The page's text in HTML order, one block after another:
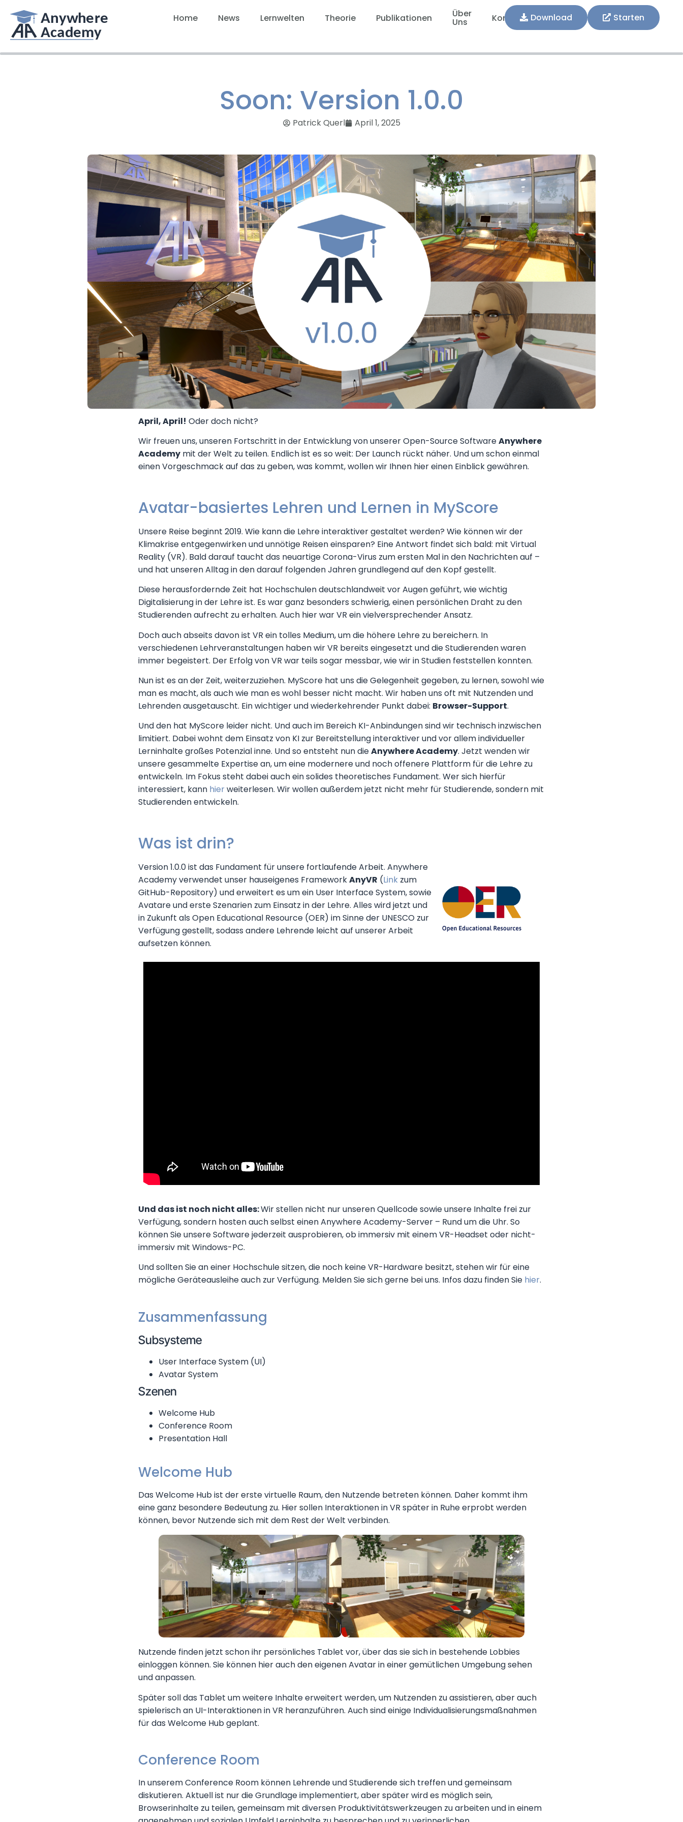
Home News Lernwelten Theorie Publikationen Über
Uns Kontakt Download Starten
Soon: Version 1.0.0
Patrick Querl April 1, 2025
April, April! Oder doch nicht?
Wir freuen uns, unseren Fortschritt in der Entwicklung von unserer Open-Source SoftwareAnywhere
Academy mit der Welt zu teilen. Endlich ist es so weit: Der Launch rückt näher. Und um schon einmal
einen Vorgeschmack auf das zu geben, was kommt, wollen wir Ihnen hier einen Einblick gewähren.
Avatar-basiertes Lehren und Lernen in MyScore
Unsere Reise beginnt 2019. Wie kann die Lehre interaktiver gestaltet werden? Wie können wir der
Klimakrise entgegenwirken und unnötige Reisen einsparen? Eine Antwort findet sich bald: mit Virtual
Reality (VR). Bald darauf taucht das neuartige Corona-Virus zum ersten Mal in den Nachrichten auf –
und hat unseren Alltag in den darauf folgenden Jahren grundlegend auf den Kopf gestellt.
Diese herausfordernde Zeit hat Hochschulen deutschlandweit vor Augen geführt, wie wichtig
Digitalisierung in der Lehre ist. Es war ganz besonders schwierig, einen persönlichen Draht zu den
Studierenden aufrecht zu erhalten. Auch hier war VR ein vielversprechender Ansatz.
Doch auch abseits davon ist VR ein tolles Medium, um die höhere Lehre zu bereichern. In
verschiedenen Lehrveranstaltungen haben wir VR bereits eingesetzt und die Studierenden waren
immer begeistert. Der Erfolg von VR war teils sogar messbar, wie wir in Studien feststellen konnten.
Nun ist es an der Zeit, weiterzuziehen. MyScore hat uns die Gelegenheit gegeben, zu lernen, sowohl wie
man es macht, als auch wie man es wohl besser nicht macht. Wir haben uns oft mit Nutzenden und
Lehrenden ausgetauscht. Ein wichtiger und wiederkehrender Punkt dabei: Browser-Support.
Und den hat MyScore leider nicht. Und auch im Bereich KI-Anbindungen sind wir technisch inzwischen
limitiert. Dabei wohnt dem Einsatz von KI zur Bereitstellung interaktiver und vor allem individueller
Lerninhalte großes Potenzial inne. Und so entsteht nun dieAnywhere Academy. Jetzt wenden wir
unsere gesammelte Expertise an, um eine modernere und noch offenere Plattform für die Lehre zu
entwickeln. Im Fokus steht dabei auch ein solides theoretisches Fundament. Wer sich hierfür
interessiert, kann hierweiterlesen. Wir wollen außerdem jetzt nicht mehr für Studierende, sondern mit
Studierenden entwickeln.
Was ist drin?
Version 1.0.0 ist das Fundament für unsere fortlaufende Arbeit. Anywhere
Academy verwendet unser hauseigenes FrameworkAnyVR (Link zum
GitHub-Repository) und erweitert es um ein User Interface System, sowie
Avatare und erste Szenarien zum Einsatz in der Lehre. Alles wird jetzt und
in Zukunft als Open Educational Resource (OER) im Sinne der UNESCO zur
Verfügung gestellt, sodass andere Lehrende leicht auf unserer Arbeit
aufsetzen können.
Und das ist noch nicht alles:Wir stellen nicht nur unseren Quellcode sowie unsere Inhalte frei zur
Verfügung, sondern hosten auch selbst einen Anywhere Academy-Server – Rund um die Uhr. So
können Sie unsere Software jederzeit ausprobieren, ob immersiv mit einem VR-Headset oder nicht-
immersiv mit Windows-PC.
Und sollten Sie an einer Hochschule sitzen, die noch keine VR-Hardware besitzt, stehen wir für eine
mögliche Geräteausleihe auch zur Verfügung. Melden Sie sich gerne bei uns. Infos dazu finden Sie hier.
Zusammenfassung
Subsysteme
User Interface System (UI)
Avatar System
Szenen
Welcome Hub
Conference Room
Presentation Hall
Welcome Hub
Das Welcome Hub ist der erste virtuelle Raum, den Nutzende betreten können. Daher kommt ihm
eine ganz besondere Bedeutung zu. Hier sollen Interaktionen in VR später in Ruhe erprobt werden
können, bevor Nutzende sich mit dem Rest der Welt verbinden.
Nutzende finden jetzt schon ihr persönliches Tablet vor, über das sie sich in bestehende Lobbies
einloggen können. Sie können hier auch den eigenen Avatar in einer gemütlichen Umgebung sehen
und anpassen.
Später soll das Tablet um weitere Inhalte erweitert werden, um Nutzenden zu assistieren, aber auch
spielerisch an UI-Interaktionen in VR heranzuführen. Auch sind einige Individualisierungsmaßnahmen
für das Welcome Hub geplant.
Conference Room
In unserem Conference Room können Lehrende und Studierende sich treffen und gemeinsam
diskutieren. Aktuell ist nur die Grundlage implementiert, aber später wird es möglich sein,
Browserinhalte zu teilen, gemeinsam mit diversen Produktivitätswerkzeugen zu arbeiten und in einem